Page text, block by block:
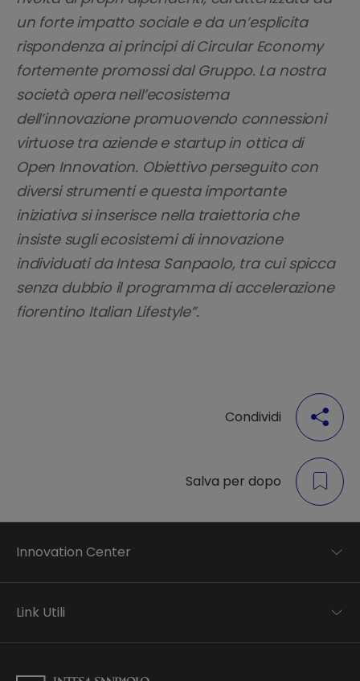
un forte impatto sociale e da un’esplicita
rispondenza ai principi di Circular Economy
fortemente promossi dal Gruppo. La nostra
società opera nell’ecosistema
dell’innovazione promuovendo connessioni
virtuose tra aziende e startup in ottica di
Open Innovation. Obiettivo perseguito con
diversi strumenti e questa importante
iniziativa si inserisce nella traiettoria che
insiste sugli ecosistemi di innovazione
individuati da Intesa Sanpaolo, tra cui spicca
senza dubbio il programma di accelerazione
fiorentino Italian Lifestyle”.
Condividi
Salva per dopo
Innovation Center
Applied research
Business transformation
Link Utili
Informativa Privacy